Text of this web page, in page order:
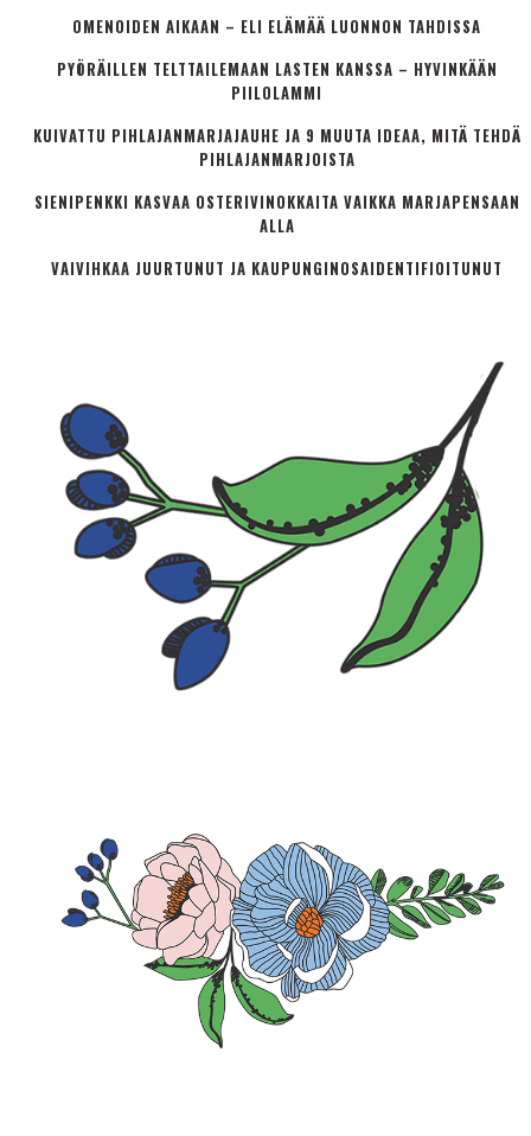
OMENOIDEN AIKAAN – ELI ELÄMÄÄ LUONNON TAHDISSA
PYÖRÄILLEN TELTTAILEMAAN LASTEN KANSSA – HYVINKÄÄN
PIILOLAMMI
KUIVATTU PIHLAJANMARJAJAUHE JA 9 MUUTA IDEAA, MITÄ TEHDÄ
PIHLAJANMARJOISTA
SIENIPENKKI KASVAA OSTERIVINOKKAITA VAIKKA MARJAPENSAAN
ALLA
VAIVIHKAA JUURTUNUT JA KAUPUNGINOSA­IDENTIFIOITUNUT